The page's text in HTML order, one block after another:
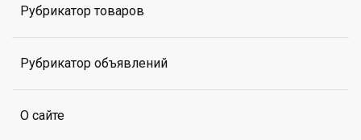
Рубрикатор товаров
Рубрикатор объявлений
О сайте